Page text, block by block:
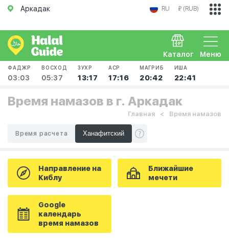
Аркадак RU ₽ (RUB)
Меню
Каталог
ФАДЖР
03:03
ВОСХОД
05:37
ЗУХР
13:17
АСР
17:16
МАГРИБ
20:42
ИША
22:41
Время намазов в г. Аркадак
Главная Время намазов
Время расчета
Направление на
Киблу
Ближайшие
мечети
Google
календарь
время намазов